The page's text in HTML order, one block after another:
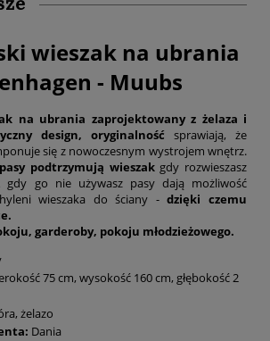
wieszak na ubrania
- Muubs
na ubrania zaprojektowany z żelaza i
design, oryginalność sprawiają, że
się z nowoczesnym wystrojem wnętrz.
podtrzymują wieszak gdy rozwieszasz
go nie używasz pasy dają możliwość
wieszaka do ściany -dzięki czemu
garderoby, pokoju młodzieżowego.
75 cm, wysokość 160 cm, głębokość 2
żelazo
Dania